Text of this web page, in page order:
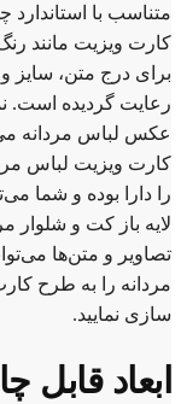
متناسب با
کارت ویزیت مانند
برای درج متن،
رعایت گردیده است.
عکس لباس مردانه
کارت ویزیت لباس
را دارا بوده و شما
لایه باز کت و شلوار
تصاویر و متن‌ها
مردانه را به طرح
سازی نمایید.
ابعاد قابل